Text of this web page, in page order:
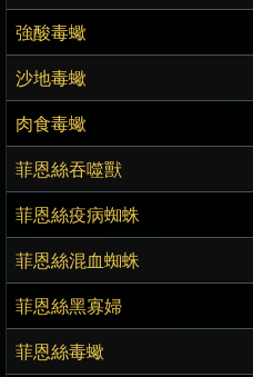
強酸毒蠍
沙地毒蠍
肉食毒蠍
菲恩絲吞噬獸
菲恩絲疫病蜘蛛
菲恩絲混血蜘蛛
菲恩絲黑寡婦
菲恩絲毒蠍